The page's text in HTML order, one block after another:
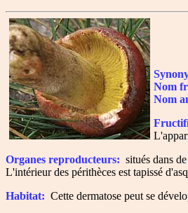
Nom
Nom
Organes reproducteurs: situés dans
L'intérieur des périthèces est tapissé
Habitat: Cette dermatose peut se